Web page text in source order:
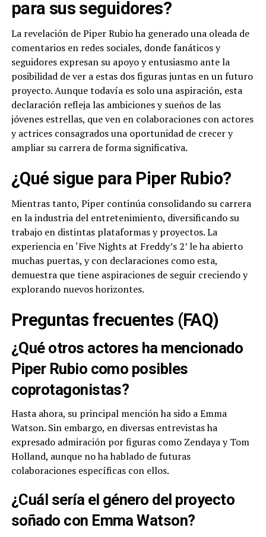
para sus seguidores?
La revelación de Piper Rubio ha generado una oleada de
comentarios en redes sociales, donde fanáticos y
seguidores expresan su apoyo y entusiasmo ante la
posibilidad de ver a estas dos figuras juntas en un futuro
proyecto. Aunque todavía es solo una aspiración, esta
declaración refleja las ambiciones y sueños de las
jóvenes estrellas, que ven en colaboraciones con actores
y actrices consagrados una oportunidad de crecer y
ampliar su carrera de forma significativa.
¿Qué sigue para Piper Rubio?
Mientras tanto, Piper continúa consolidando su carrera
en la industria del entretenimiento, diversificando su
trabajo en distintas plataformas y proyectos. La
experiencia en ‘Five Nights at Freddy’s 2’ le ha abierto
muchas puertas, y con declaraciones como esta,
demuestra que tiene aspiraciones de seguir creciendo y
explorando nuevos horizontes.
Preguntas frecuentes (FAQ)
¿Qué otros actores ha mencionado
Piper Rubio como posibles
coprotagonistas?
Hasta ahora, su principal mención ha sido a Emma
Watson. Sin embargo, en diversas entrevistas ha
expresado admiración por figuras como Zendaya y Tom
Holland, aunque no ha hablado de futuras
colaboraciones específicas con ellos.
¿Cuál sería el género del proyecto
soñado con Emma Watson?